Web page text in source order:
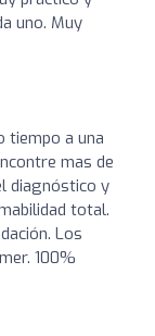
uno. Muy
tiempo a una
mas de
diagnóstico y
total.
Los
100%